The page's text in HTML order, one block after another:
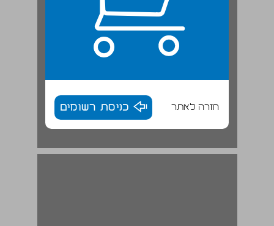
חזרה לאתר כניסת רשומים
ענישה קולקטיבית ודיני מלחמה ... 18